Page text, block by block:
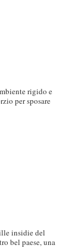
rigido e
per sposare
insidie del
bel paese, una